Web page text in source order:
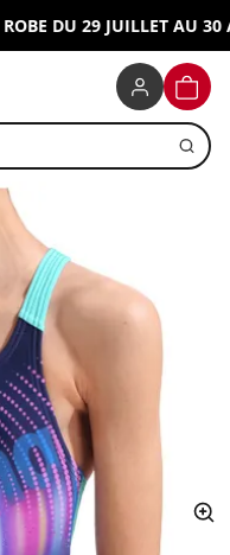
DU 29 JUILLET AU 30